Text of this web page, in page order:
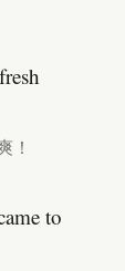
！
to